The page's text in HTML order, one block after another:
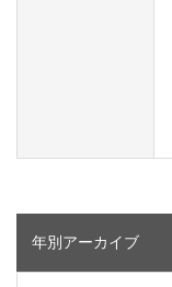
年別アーカイブ